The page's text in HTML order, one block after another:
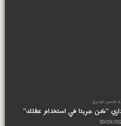
استخدام عقلك”